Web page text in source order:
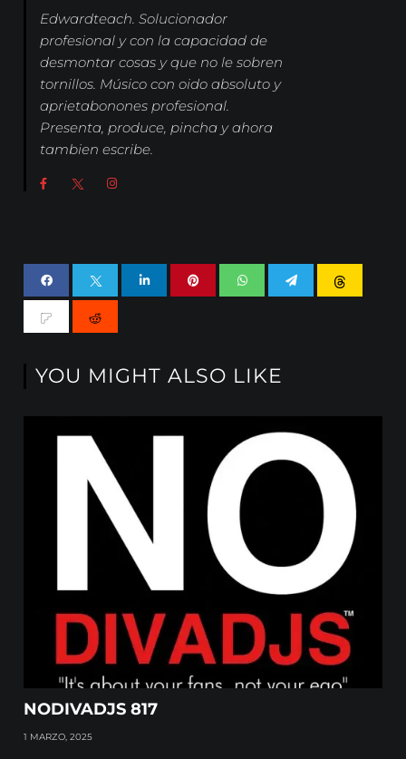
Edwardteach. Solucionador
profesional y con la capacidad de
desmontar cosas y que no le sobren
tornillos. Músico con oido absoluto y
aprietabonones profesional.
Presenta, produce, pincha y ahora
tambien escribe.
YOU MIGHT ALSO LIKE
NODIVADJS 817
1 MARZO, 2025